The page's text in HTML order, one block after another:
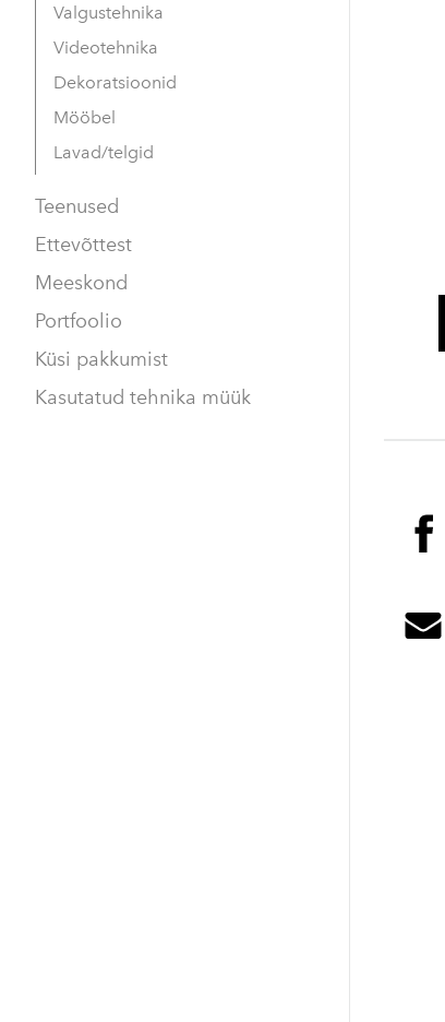
Valgustehnika
Videotehnika
Dekoratsioonid
Mööbel
Lavad/telgid
Teenused
Ettevõttest
Meeskond
Portfoolio
Küsi pakkumist
Kasutatud tehnika müük